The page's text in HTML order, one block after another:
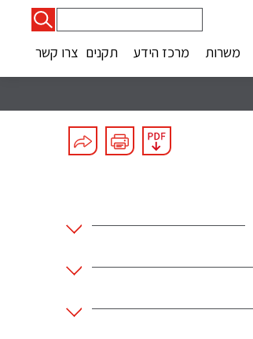
משרות מרכז הידע תקנים צרו קשר